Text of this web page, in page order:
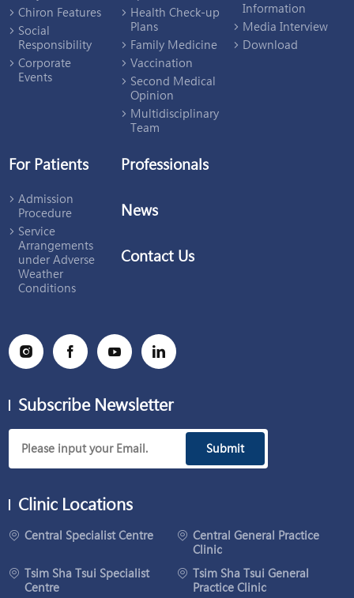
Chiron Features
Social
Responsibility
Corporate
Events
Health Check-up
Plans
Family Medicine
Vaccination
Second Medical
Opinion
Multidisciplinary
Team
Information
Media Interview
Download
For Patients
Admission
Procedure
Service
Arrangements
under Adverse
Weather
Conditions
Professionals
News
Contact Us
Subscribe Newsletter
Submit
Clinic Locations
Central Specialist Centre
Central General Practice
Clinic
Tsim Sha Tsui Specialist
Centre
Tsim Sha Tsui General
Practice Clinic